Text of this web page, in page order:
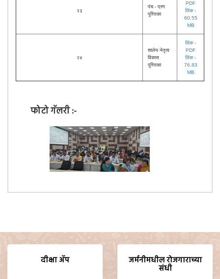
२३
पंच - प्रण
पुस्तिका
PDF
लिंक -
60.55
MB
२४
शालेय नेतृत्व
विकास
पुस्तिका
लिंक -
PDF
लिंक -
76.83
MB
फोटो गॅलरी :-
दीक्षा ॲप जर्मनीमधील रोजगाराच्या
संधी